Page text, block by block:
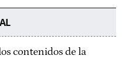
contenidos de la